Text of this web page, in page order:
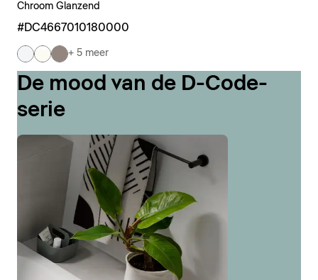
Chroom Glanzend
#DC4667010180000
+ 5 meer
De mood van de D-Code-
serie